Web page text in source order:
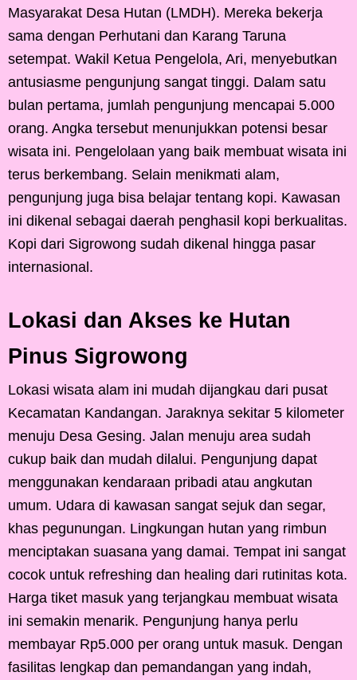
Masyarakat Desa Hutan (LMDH). Mereka bekerja
sama dengan Perhutani dan Karang Taruna
setempat. Wakil Ketua Pengelola, Ari, menyebutkan
antusiasme pengunjung sangat tinggi. Dalam satu
bulan pertama, jumlah pengunjung mencapai 5.000
orang. Angka tersebut menunjukkan potensi besar
wisata ini. Pengelolaan yang baik membuat wisata ini
terus berkembang. Selain menikmati alam,
pengunjung juga bisa belajar tentang kopi. Kawasan
ini dikenal sebagai daerah penghasil kopi berkualitas.
Kopi dari Sigrowong sudah dikenal hingga pasar
internasional.
Lokasi dan Akses ke Hutan
Pinus Sigrowong
Lokasi wisata alam ini mudah dijangkau dari pusat
Kecamatan Kandangan. Jaraknya sekitar 5 kilometer
menuju Desa Gesing. Jalan menuju area sudah
cukup baik dan mudah dilalui. Pengunjung dapat
menggunakan kendaraan pribadi atau angkutan
umum. Udara di kawasan sangat sejuk dan segar,
khas pegunungan. Lingkungan hutan yang rimbun
menciptakan suasana yang damai. Tempat ini sangat
cocok untuk refreshing dan healing dari rutinitas kota.
Harga tiket masuk yang terjangkau membuat wisata
ini semakin menarik. Pengunjung hanya perlu
membayar Rp5.000 per orang untuk masuk. Dengan
fasilitas lengkap dan pemandangan yang indah,